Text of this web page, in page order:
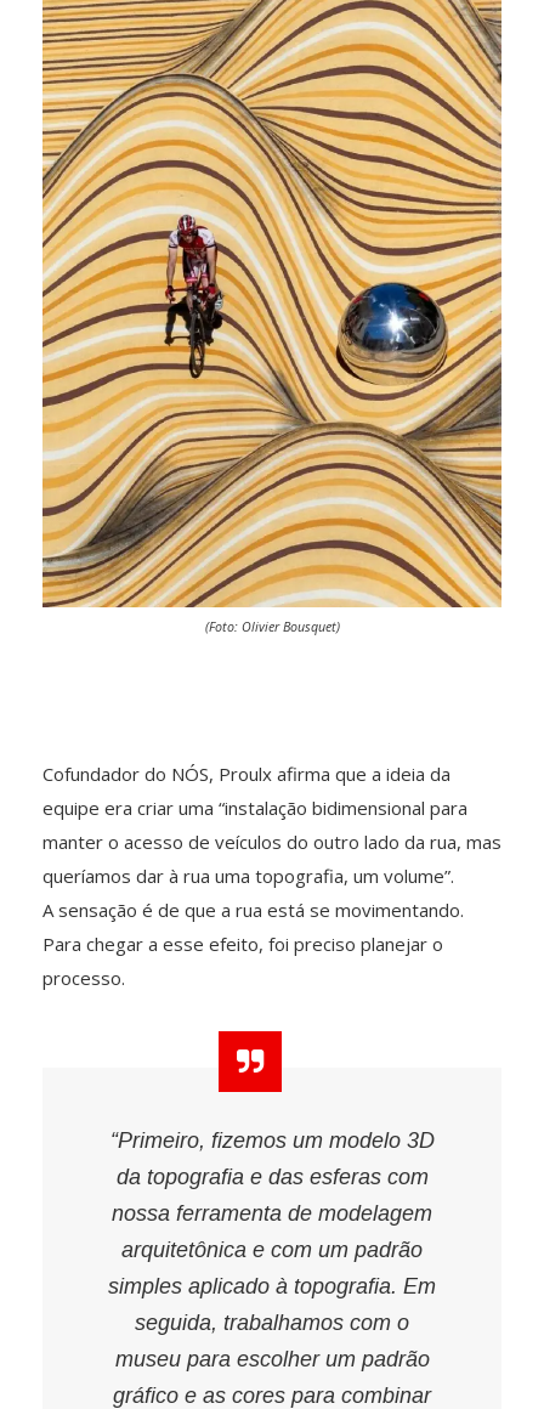
(Foto: Olivier Bousquet)
Cofundador do NÓS, Proulx afirma que a ideia da
equipe era criar uma “instalação bidimensional para
manter o acesso de veículos do outro lado da rua, mas
queríamos dar à rua uma topografia, um volume”.
A sensação é de que a rua está se movimentando.
Para chegar a esse efeito, foi preciso planejar o
processo.
“Primeiro, fizemos um modelo 3D
da topografia e das esferas com
nossa ferramenta de modelagem
arquitetônica e com um padrão
simples aplicado à topografia. Em
seguida, trabalhamos com o
museu para escolher um padrão
gráfico e as cores para combinar